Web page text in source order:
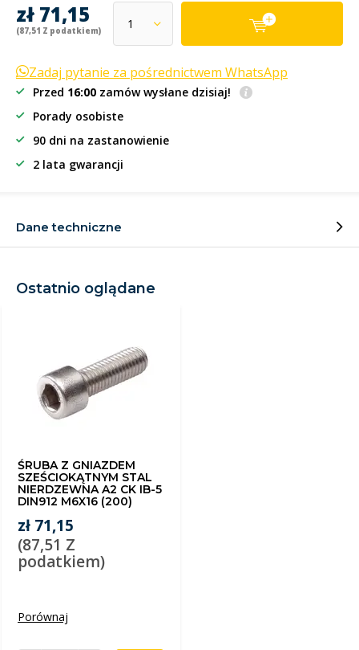
zł 71,15
(87,51 Z podatkiem)
Zadaj pytanie za pośrednictwem WhatsApp
Przed 16:00 zamów wysłane dzisiaj!
Porady osobiste
90 dni na zastanowienie
2 lata gwarancji
Dane techniczne
Ostatnio oglądane
ŚRUBA Z GNIAZDEM
SZEŚCIOKĄTNYM STAL
NIERDZEWNA A2 CK IB-5
DIN912 M6X16 (200)
zł 71,15
(87,51 Z
podatkiem)
Porównaj